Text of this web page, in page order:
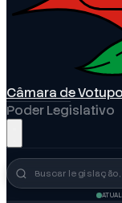
Câmara de
Poder Legislativo
Busca no portal